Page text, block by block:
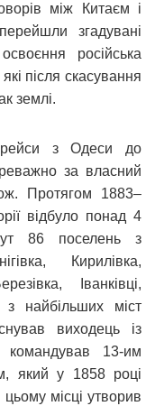
між Китаєм і
згадувані
російська
після скасування
землі.
рейси з Одеси до
за власний
Протягом 1883–
відбуло понад 4
86 поселень з
Кирилівка,
Іванківці,
найбільших міст
виходець із
13-им
який у 1858 році
місці утворив